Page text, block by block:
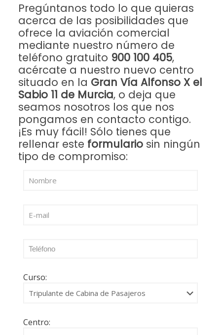
Pregúntanos todo lo que quieras
acerca de las posibilidades que
ofrece la aviación comercial
mediante nuestro número de
teléfono gratuito 900 100 405,
acércate a nuestro nuevo centro
situado en la Gran Vía Alfonso X el
Sabio 11 de Murcia, o deja que
seamos nosotros los que nos
pongamos en contacto contigo.
¡Es muy fácil! Sólo tienes que
rellenar este formulariosin ningún
tipo de compromiso:
Curso:
Centro: